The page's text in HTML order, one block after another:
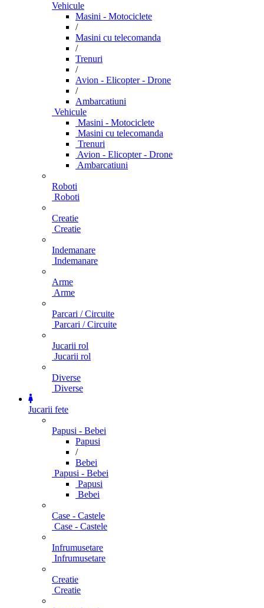
Vehicule
Masini - Motociclete
/
Masini cu telecomanda
/
Trenuri
/
Avion - Elicopter - Drone
/
Ambarcatiuni
Vehicule
Masini - Motociclete
Masini cu telecomanda
Trenuri
Avion - Elicopter - Drone
Ambarcatiuni
Roboti
Roboti
Creatie
Creatie
Indemanare
Indemanare
Arme
Arme
Parcari / Circuite
Parcari / Circuite
Jucarii rol
Jucarii rol
Diverse
Diverse
Jucarii fete
Papusi - Bebei
Papusi
/
Bebei
Papusi - Bebei
Papusi
Bebei
Case - Castele
Case - Castele
Infrumusetare
Infrumusetare
Creatie
Creatie